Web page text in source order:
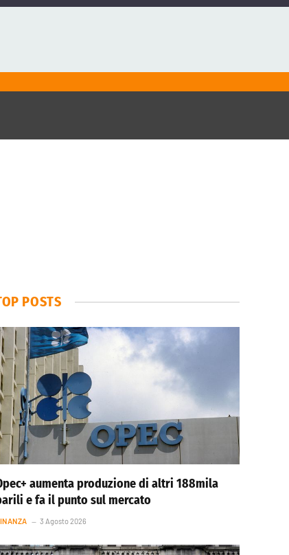
POSTS
aumenta produzione di altri 188mila
e fa il punto sul mercato
3 Agosto 2026